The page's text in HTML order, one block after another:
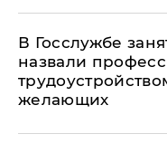
В Госслужбе
назвали
желающих